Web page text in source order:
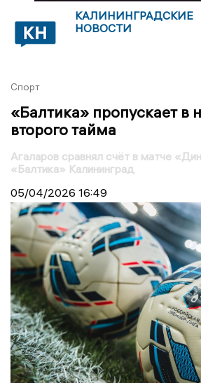
КАЛИНИНГРАДСКИЕ
НОВОСТИ
Спорт
«Балтика» пропускает в
второго тайма
Агаларов сравнял счёт в матче
«Балтика» Калининград
05/04/2026 16:49